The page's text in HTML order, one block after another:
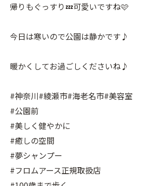
帰りもぐっすり💤可愛いですね🩷
今日は寒いので公園は静かです♪
暖かくしてお過ごしくださいね♪
#神奈川#綾瀬市#海老名市#美容室
#公園前
#美しく健やかに
#癒しの空間
#夢シャンプー
#フロムアース正規取扱店